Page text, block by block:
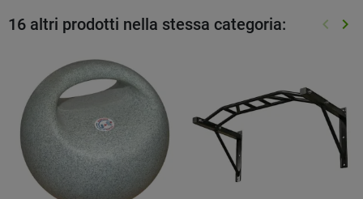
16 altri prodotti nella stessa categoria: keyboard_arrow_left keyboard_arrow_right